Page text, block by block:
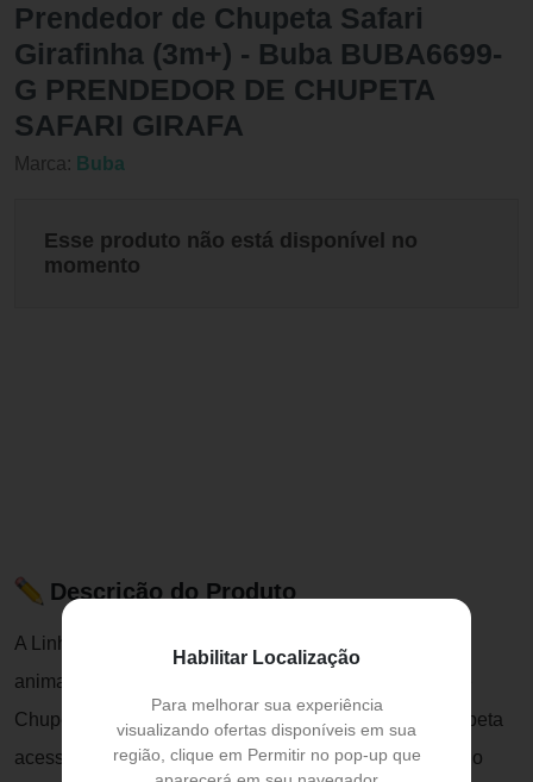
Habilitar Localização
Para melhorar sua experiência
visualizando ofertas disponíveis em sua
região, clique em Permitir no pop-up que
Prendedor de Chupeta Safari
Girafinha (3m+) - Buba BUBA6699-
G PRENDEDOR DE CHUPETA
SAFARI GIRAFA
Marca: Buba
Esse produto não está disponível no
momento
Descrição do Produto
A Linha Safari da Buba traz a alegria e encanto dos
animaizinhos da selva para os bebês. O Prendedor de
Chupeta Safari Girafinha da Buba ajuda manter a chupeta
acessível e limpa para o bebê, evitando que ela caia no